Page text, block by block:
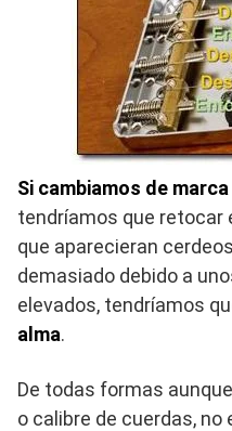
Si cambiamos de
tendríamos que retocar
que aparecieran
demasiado debido a
elevados, tendríamos
alma.
De todas formas
o calibre de cuerdas, no